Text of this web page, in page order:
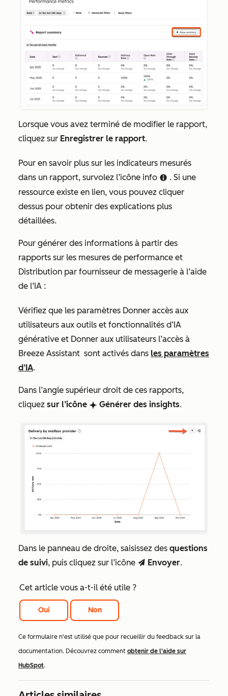
Lorsque vous avez terminé de modifier le rapport,
cliquez sur Enregistrer le rapport.
Pour en savoir plus sur les indicateurs mesurés
dans un rapport, survolez l’icône info info . Si une
ressource existe en lien, vous pouvez cliquer
dessus pour obtenir des explications plus
détaillées.
Pour générer des informations à partir des
rapports sur les mesures de performance et
Distribution par fournisseur de messagerie à l’aide
de l’IA :
Vérifiez que les paramètres Donner accès aux
utilisateurs aux outils et fonctionnalités d’IA
générative et Donner aux utilisateurs l’accès à
Breeze Assistant sont activés dans les paramètres
d’IA.
Dans l’angle supérieur droit de ces rapports,
cliquez sur l’icône breezeSingleStar Générer des insights.
Dans le panneau de droite, saisissez des questions
de suivi, puis cliquez sur l’icône send Envoyer.
Cet article vous a-t-il été utile ?
Oui Non
Ce formulaire n'est utilisé que pour recueillir du feedback sur la
documentation. Découvrez comment obtenir de l'aide sur
HubSpot.